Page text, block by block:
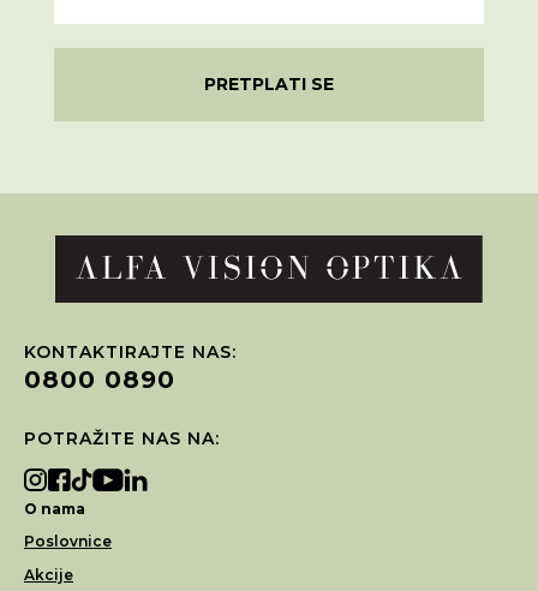
PRETPLATI SE
KONTAKTIRAJTE NAS:
0800 0890
POTRAŽITE NAS NA:
O nama
Poslovnice
Akcije